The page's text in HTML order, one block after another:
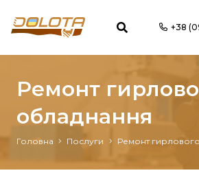
+38
Ремонт
обладнання
Головна Послуги Ремонт